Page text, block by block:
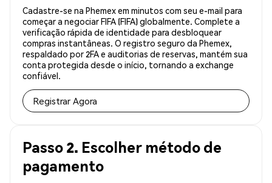
Cadastre-se na Phemex em minutos com seu e-mail para
começar a negociar FIFA (FIFA) globalmente. Complete a
verificação rápida de identidade para desbloquear
compras instantâneas. O registro seguro da Phemex,
respaldado por 2FA e auditorias de reservas, mantém sua
conta protegida desde o início, tornando a exchange
confiável.
Registrar Agora
Passo 2. Escolher método de
pagamento